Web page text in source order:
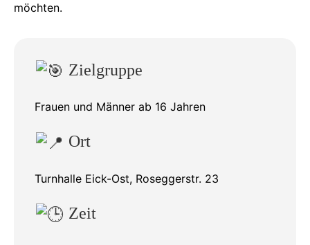
möchten.
Zielgruppe
Frauen und Männer ab 16 Jahren
Ort
Turnhalle Eick-Ost, Roseggerstr. 23
Zeit